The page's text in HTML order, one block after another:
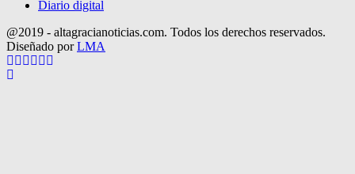
Diario digital
@2019 - altagracianoticias.com. Todos los derechos reservados.
Diseñado porLMA
Facebook
Twitter
Instagram
Pinterest
Google